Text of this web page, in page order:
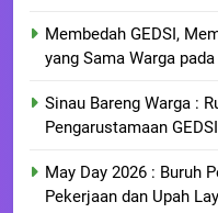
Membedah GEDSI,
yang Sama Warga
Sinau Bareng Warga :
Pengarustamaan
May Day 2026 : Buruh
Pekerjaan dan Upah